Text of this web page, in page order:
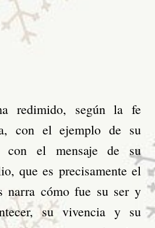
redimido, según la fe
con el ejemplo de su
el mensaje de su
que es precisamente el
narra cómo fue su ser y
su vivencia y su